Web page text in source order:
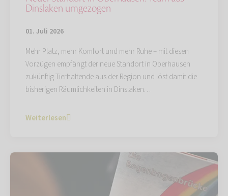
Dinslaken umgezogen
01. Juli 2026
Mehr Platz, mehr Komfort und mehr Ruhe – mit diesen
Vorzügen empfängt der neue Standort in Oberhausen
zukünftig Tierhaltende aus der Region und löst damit die
bisherigen Räumlichkeiten in Dinslaken…
Weiterlesen